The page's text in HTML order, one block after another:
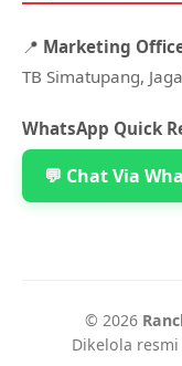
📍 Marketing
TB Simatupang,
WhatsApp Quick
💬 Chat Via
© 2026
Dikelola